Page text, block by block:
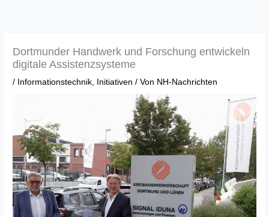
Dortmunder Handwerk und Forschung entwickeln
digitale Assistenzsysteme
/ Informationstechnik, Initiativen / Von NH-Nachrichten